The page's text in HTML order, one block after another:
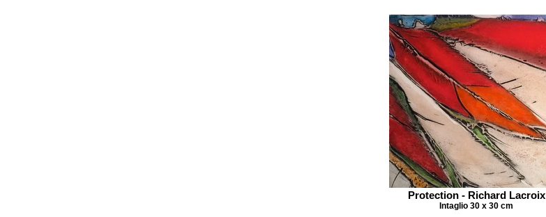
Protection - Richard Lacroix
Intaglio 30 x 30 cm